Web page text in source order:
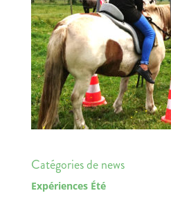
Catégories de news
Expériences Été